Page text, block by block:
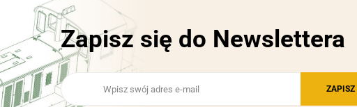
Zapisz się do Newslettera